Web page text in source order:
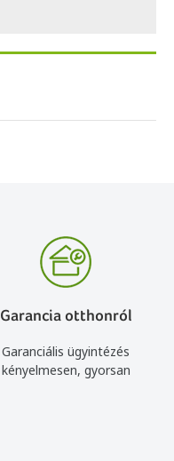
Garancia otthonról
Garanciális ügyintézés
kényelmesen, gyorsan